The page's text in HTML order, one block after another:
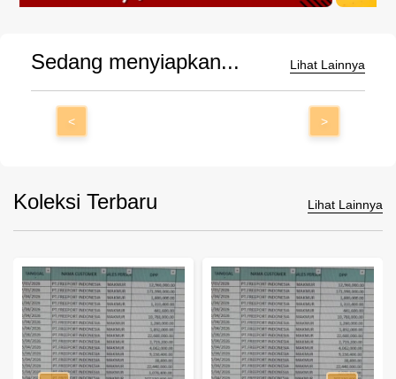
Sedang menyiapkan... Lihat Lainnya
< >
Koleksi Terbaru Lihat Lainnya